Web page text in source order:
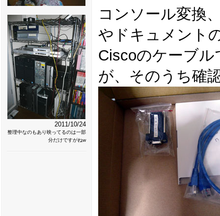
2011/10/24
整理中なのもあり映ってるのは一部
分だけですがねw
コンソール変換
やドキュメント
Ciscoのケーブ
が、そのうち確